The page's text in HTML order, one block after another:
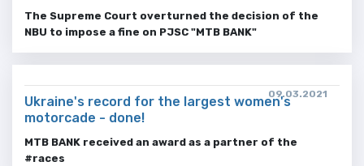
The Supreme Court overturned the decision of the
NBU to impose a fine on PJSC "MTB BANK"
09.03.2021
Ukraine's record for the largest women's
motorcade - done!
MTB BANK received an award as a partner of the
#races